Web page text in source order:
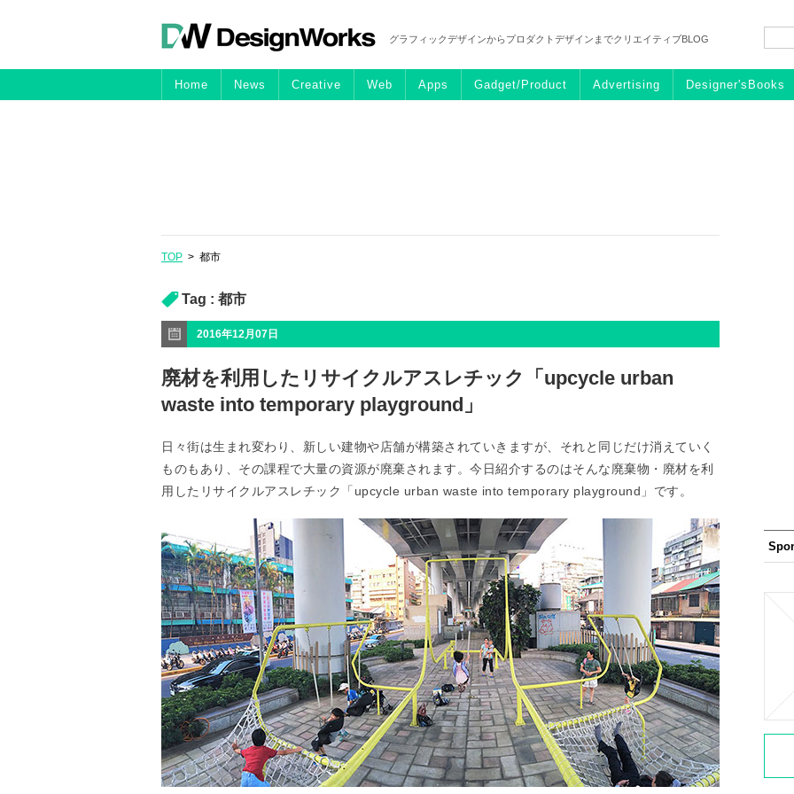
グラフィックデザインからプロダクトデザインまでクリエイティブBLOG
Home News Creative Web Apps Gadget/Product Advertising Designer'sBooks
TOP > 都市
Tag : 都市
2016年12月07日
廃材を利用したリサイクルアスレチック「upcycle urban
waste into temporary playground」
日々街は生まれ変わり、新しい建物や店舗が構築されていきますが、それと同じだけ消えていく
ものもあり、その課程で大量の資源が廃棄されます。今日紹介するのはそんな廃棄物・廃材を利
用したリサイクルアスレチック「upcycle urban waste into temporary playground」です。